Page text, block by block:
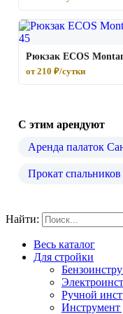
Рюкзак ECOS
от 210 ₽/сутки
С этим арендуют
Аренда палаток
Прокат
Найти:
Весь каталог
Для стройки
Ручной
Инструмент